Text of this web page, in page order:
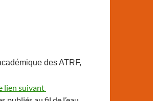
des ATRF,
lien suivant